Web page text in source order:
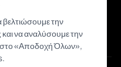
την
να αναλύσουμε την
στο «Αποδοχή Όλων»,